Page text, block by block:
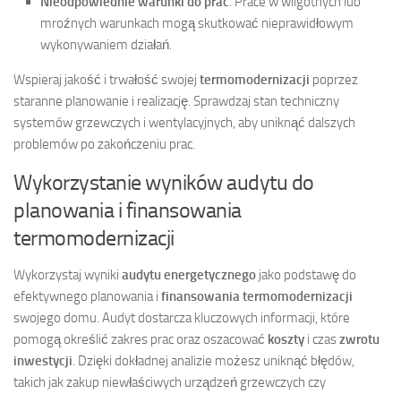
mroźnych warunkach mogą skutkować nieprawidłowym
wykonywaniem działań.
Wspieraj jakość i trwałość swojej termomodernizacji poprzez
staranne planowanie i realizację. Sprawdzaj stan techniczny
systemów grzewczych i wentylacyjnych, aby uniknąć dalszych
problemów po zakończeniu prac.
Wykorzystanie wyników audytu do
planowania i finansowania
termomodernizacji
Wykorzystaj wyniki audytu energetycznego jako podstawę do
efektywnego planowania i finansowania termomodernizacji
swojego domu. Audyt dostarcza kluczowych informacji, które
pomogą określić zakres prac oraz oszacować koszty i czaszwrotu
inwestycji . Dzięki dokładnej analizie możesz uniknąć błędów,
takich jak zakup niewłaściwych urządzeń grzewczych czy